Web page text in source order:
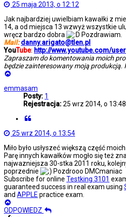
25 maja 2013, o 12:12
Jak najbardziej uwielbiam kawałki z
14, a od miejsca 13 wzwyż wszystkie
wręcz bardzo dobra
Pozdrawiam.
Mail: danny.arigato@tlen.pl
YouTube: http://www.youtube.com/
Zapraszam do komentowania moich
będzie zainteresowany moją produkcją.
emmasam
Posty: 1
Rejestracja:25 wrz 2014, o 13:48
25 wrz 2014, o 13:54
Miło było usłyszeć większą część
Parę innych kawałków mogło się też
najwazniejsza 30-stka 2011 roku,
poprzednie
Pozdrooo DMCmaniac
Subscribe for online Testking 3101
guaranteed success in real exam using
and APPLE practice exam.
górę
ODPOWIEDZ